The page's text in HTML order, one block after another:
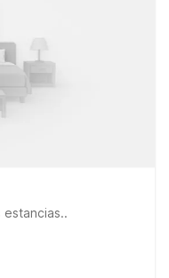
estancias..